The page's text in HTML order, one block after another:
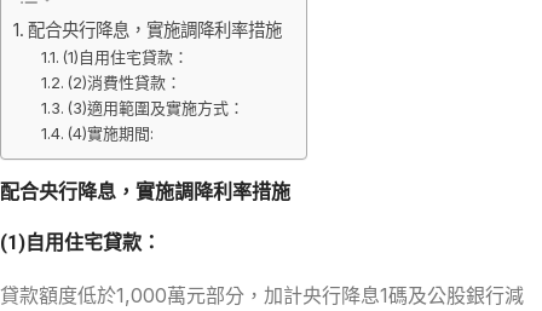
配合央行降息，實施調降利率措施
(1)自用住宅貸款：
(2)消費性貸款：
(3)適用範圍及實施方式：
(4)實施期間:
配合央行降息，實施調降利率措施
(1)自用住宅貸款：
貸款額度低於1,000萬元部分，加計央行降息1碼及公股銀行減